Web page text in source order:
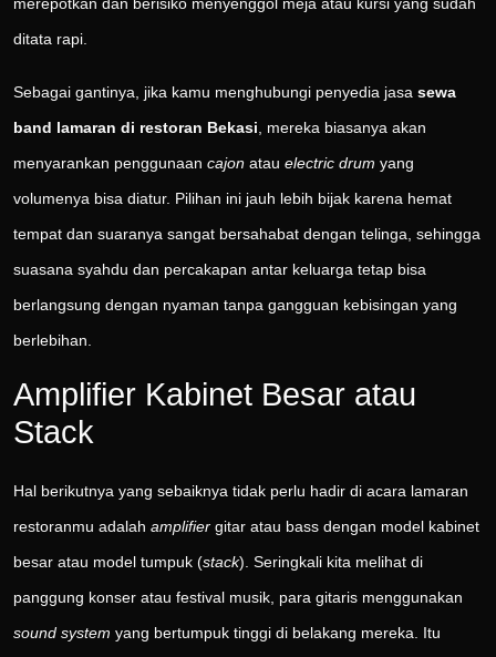
ditata rapi.
Sebagai gantinya, jika kamu menghubungi penyedia jasa sewa
band lamaran di restoran Bekasi , mereka biasanya akan
menyarankan penggunaan cajon atau electric drum yang
volumenya bisa diatur. Pilihan ini jauh lebih bijak karena hemat
tempat dan suaranya sangat bersahabat dengan telinga, sehingga
suasana syahdu dan percakapan antar keluarga tetap bisa
berlangsung dengan nyaman tanpa gangguan kebisingan yang
berlebihan.
Amplifier Kabinet Besar atau
Stack
Hal berikutnya yang sebaiknya tidak perlu hadir di acara lamaran
restoranmu adalah amplifier gitar atau bass dengan model kabinet
besar atau model tumpuk (stack). Seringkali kita melihat di
panggung konser atau festival musik, para gitaris menggunakan
sound system yang bertumpuk tinggi di belakang mereka. Itu